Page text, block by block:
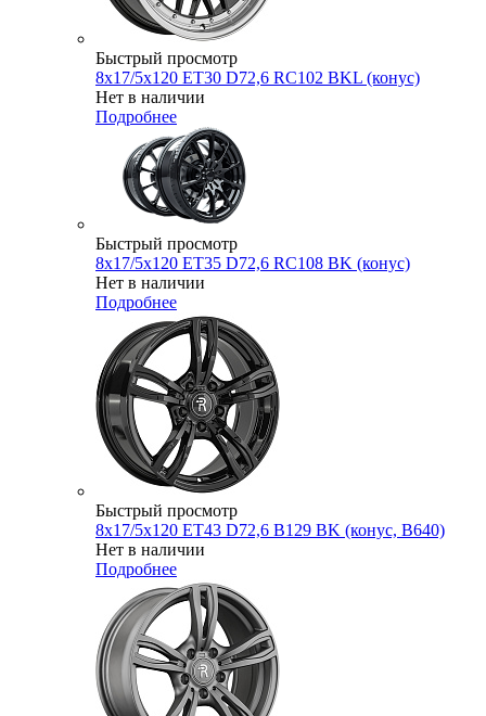
Быстрый просмотр
8x17/5x120 ET30 D72,6 RC102 BKL (конус)
Нет в наличии
Подробнее
Быстрый просмотр
8x17/5x120 ET35 D72,6 RC108 BK (конус)
Нет в наличии
Подробнее
Быстрый просмотр
8x17/5x120 ET43 D72,6 B129 BK (конус, B640)
Нет в наличии
Подробнее